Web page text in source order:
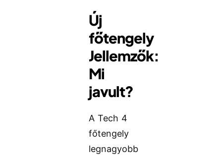
Új
főtengely
Jellemzők:
Mi
javult?
A Tech 4
főtengely
legnagyobb